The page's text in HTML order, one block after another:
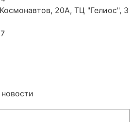
20А, ТЦ "Гелиос", 3